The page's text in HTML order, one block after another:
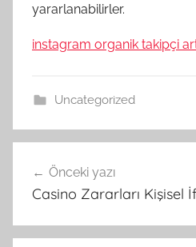
yararlanabilirler.
instagram organik takipçi
Uncategorized
gezinmesi
Önceki yazı
Casino Zararları Kişisel